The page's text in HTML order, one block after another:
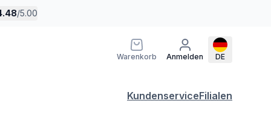
/5.00
Warenkorb Anmelden DE
KundenserviceFilialen